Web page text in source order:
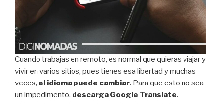
Cuando trabajas en remoto, es normal que quieras viajar y
vivir en varios sitios, pues tienes esa libertad y muchas
veces, el idioma puede cambiar. Para que esto no sea
un impedimento, descarga Google Translate.